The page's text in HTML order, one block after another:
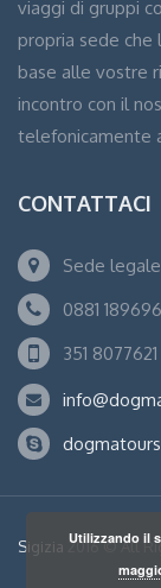
viaggi di gruppi
propria sede che
base alle vostre
incontro con il
telefonicamente
CONTATTACI
Sede legale
0881
351
Sigizia 2016 © All
Utilizzando il